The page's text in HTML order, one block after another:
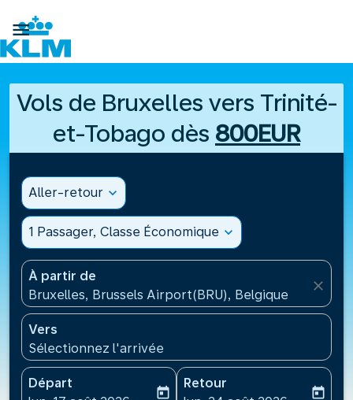

Vols de Bruxelles vers Trinité-
et-Tobago dès 800EUR
Aller-retour expand_more
1 Passager, Classe Économique expand_more
À partir de
Bruxelles, Brussels Airport(BRU), Belgique
close
Vers
Sélectionnez l'arrivée
Départ
today
Retour
today